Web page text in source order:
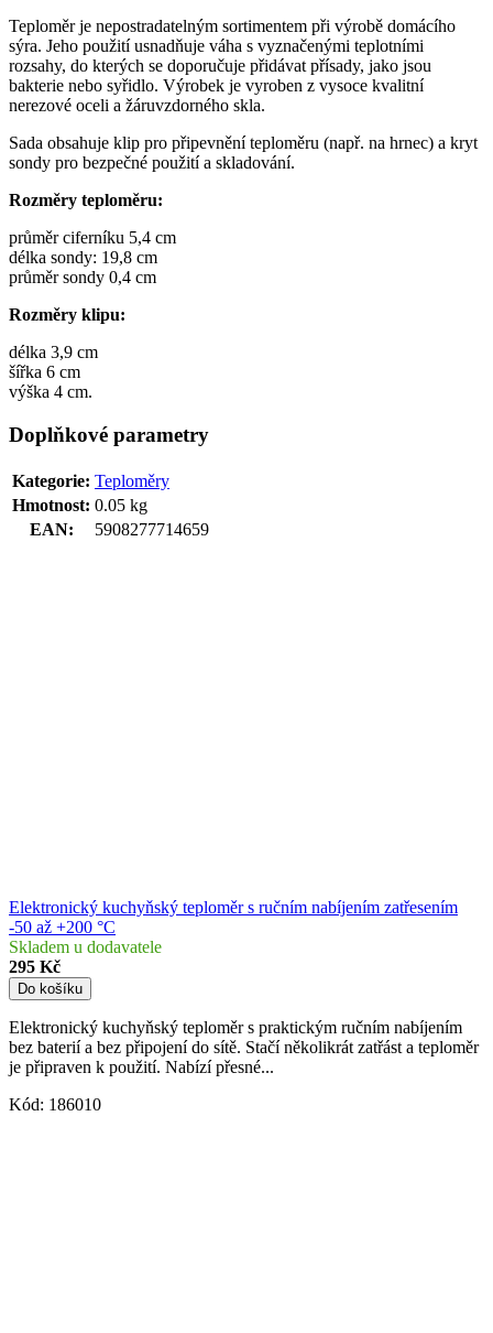
Teploměr je nepostradatelným sortimentem při výrobě domácího
sýra. Jeho použití usnadňuje váha s vyznačenými teplotními
rozsahy, do kterých se doporučuje přidávat přísady, jako jsou
bakterie nebo syřidlo. Výrobek je vyroben z vysoce kvalitní
nerezové oceli a žáruvzdorného skla.
Sada obsahuje klip pro připevnění teploměru (např. na hrnec) a kryt
sondy pro bezpečné použití a skladování.
Rozměry teploměru:
průměr ciferníku 5,4 cm
délka sondy: 19,8 cm
průměr sondy 0,4 cm
Rozměry klipu:
délka 3,9 cm
šířka 6 cm
výška 4 cm.
Doplňkové parametry
Kategorie: Teploměry
Hmotnost: 0.05 kg
EAN: 5908277714659
Elektronický kuchyňský teploměr s ručním nabíjením zatřesením
-50 až +200 °C
Skladem u dodavatele
295 Kč
Do košíku
Elektronický kuchyňský teploměr s praktickým ručním nabíjením
bez baterií a bez připojení do sítě. Stačí několikrát zatřást a teploměr
je připraven k použití. Nabízí přesné...
Kód: 186010